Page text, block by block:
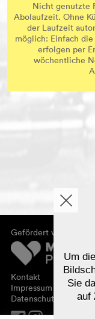
Nicht genutzte
Abolaufzeit. Ohne
der Laufzeit
möglich: Einfach
erfolgen per
wöchentliche
Gefördert von
Kontakt
Impressum
Datenschutz
Um
Sie
auf